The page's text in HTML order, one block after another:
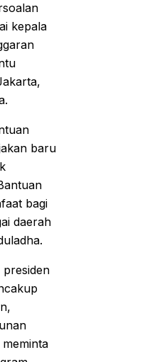
kepala
baru
bagi
daerah
presiden